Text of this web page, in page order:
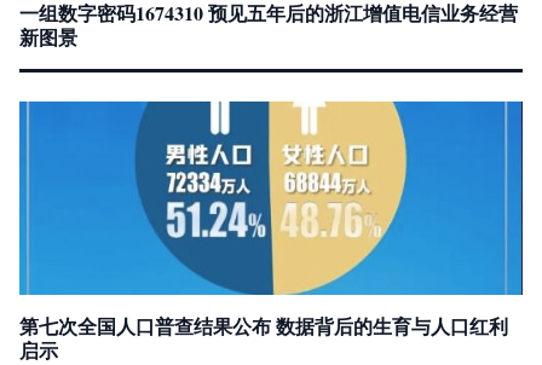
一组数字密码1674310 预见五年后的浙江增值电信业务经营
新图景
第七次全国人口普查结果公布 数据背后的生育与人口红利
启示